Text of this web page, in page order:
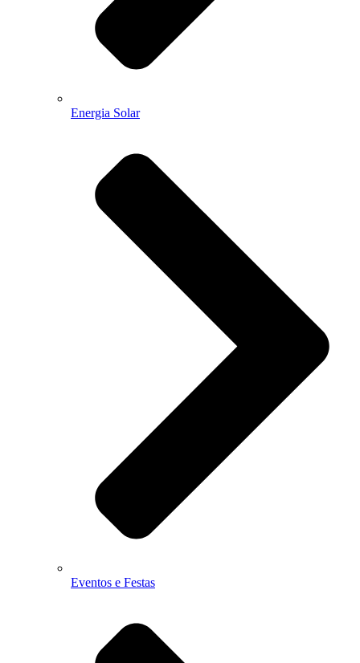
Energia Solar
Eventos e Festas